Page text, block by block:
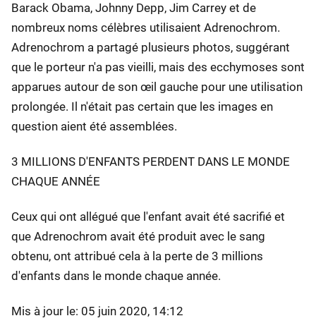
Barack Obama, Johnny Depp, Jim Carrey et de
nombreux noms célèbres utilisaient Adrenochrom.
Adrenochrom a partagé plusieurs photos, suggérant
que le porteur n'a pas vieilli, mais des ecchymoses sont
apparues autour de son œil gauche pour une utilisation
prolongée. Il n'était pas certain que les images en
question aient été assemblées.
3 MILLIONS D'ENFANTS PERDENT DANS LE MONDE
CHAQUE ANNÉE
Ceux qui ont allégué que l'enfant avait été sacrifié et
que Adrenochrom avait été produit avec le sang
obtenu, ont attribué cela à la perte de 3 millions
d'enfants dans le monde chaque année.
Mis à jour le: 05 juin 2020, 14:12